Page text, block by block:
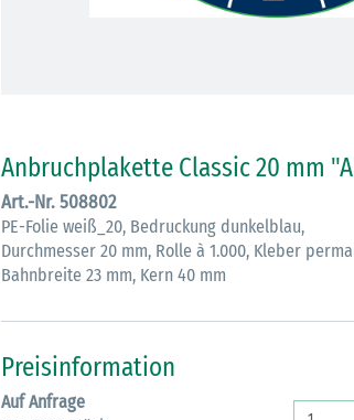
Anbruchplakette Classic 20 mm
Art.-Nr. 508802
PE-Folie weiß_20, Bedruckung dunkelblau,
Durchmesser 20 mm, Rolle à 1.000, Kleber
Bahnbreite 23 mm, Kern 40 mm
Preisinformation
Auf Anfrage